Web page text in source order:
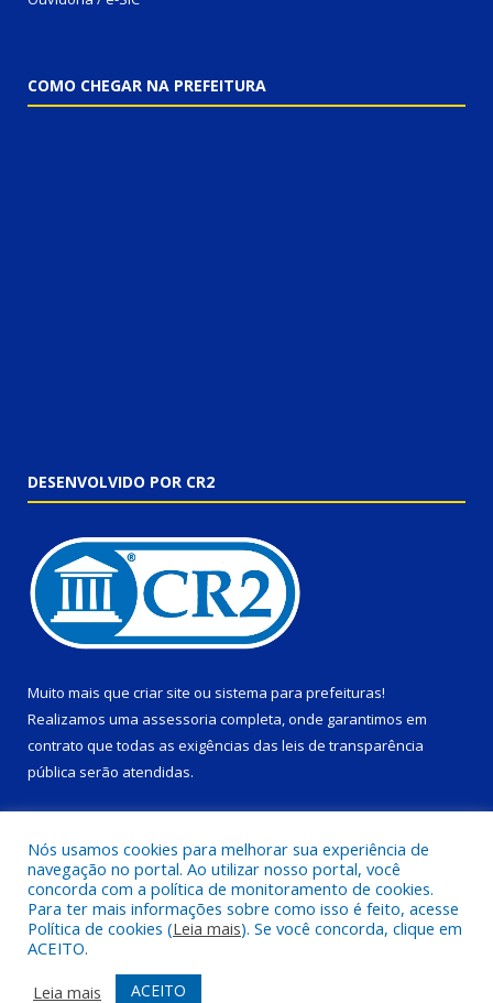
COMO CHEGAR NA PREFEITURA
DESENVOLVIDO POR CR2
Muito mais que criar site ou sistema para prefeituras!
Realizamos uma assessoria completa, onde garantimos em
contrato que todas as exigências das leis de transparência
pública serão atendidas.
Todos os direitos reservados a Prefeitura Municipal de Ponta de
Nós usamos cookies para melhorar sua experiência de
navegação no portal. Ao utilizar nosso portal, você
concorda com a política de monitoramento de cookies.
Para ter mais informações sobre como isso é feito, acesse
Política de cookies (Leia mais). Se você concorda, clique em
ACEITO.
Leia mais
ACEITO